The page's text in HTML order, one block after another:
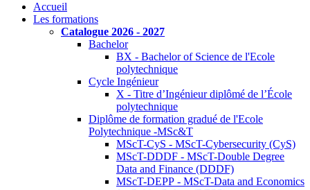
Accueil
Les formations
Catalogue 2026 - 2027
Bachelor
BX - Bachelor of Science de l'Ecole
polytechnique
Cycle Ingénieur
X - Titre d’Ingénieur diplômé de l’École
polytechnique
Diplôme de formation gradué de l'Ecole
Polytechnique -MSc&T
MScT-CyS - MScT-Cybersecurity (CyS)
MScT-DDDF - MScT-Double Degree
Data and Finance (DDDF)
MScT-DEPP - MScT-Data and Economics